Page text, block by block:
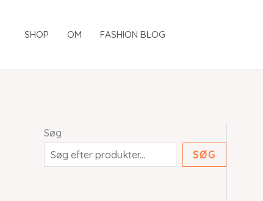
SHOP OM FASHION BLOG
Søg
SØG